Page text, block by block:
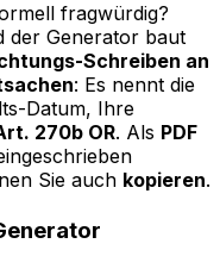
fragwürdig?
der Generator baut
Schreiben an
: Es nennt die
Datum, Ihre
270b OR. Als PDF
Sie auch kopieren.